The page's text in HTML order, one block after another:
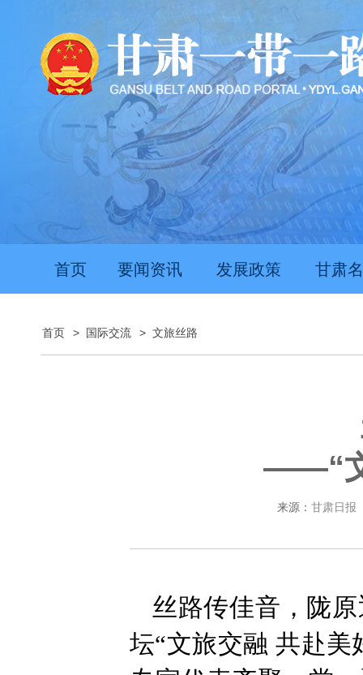
首页 要闻资讯 发展政策 甘肃
首页 > 国际交流 > 文旅丝路
——“文
来源： 甘肃日报
丝路传佳音，陇
坛“文旅交融 共赴